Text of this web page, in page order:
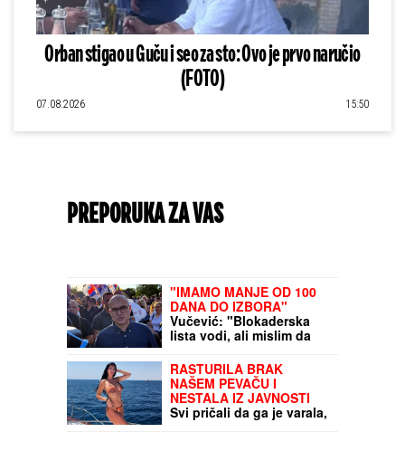
Orban stigao u Guču i seo za sto: Ovo je prvo naručio
(FOTO)
07.08.2026 15:50
PREPORUKA ZA VAS